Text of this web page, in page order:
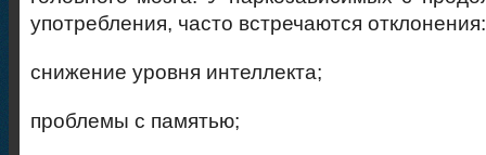
употребления, часто встречаются отклонения:
снижение уровня интеллекта;
проблемы с памятью;